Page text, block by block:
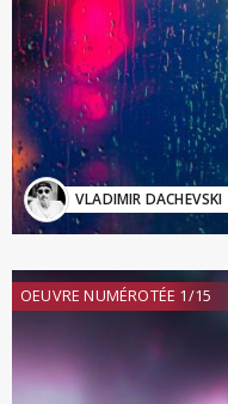
VLADIMIR DACHEVSKI
OEUVRE NUMÉROTÉE 1/15